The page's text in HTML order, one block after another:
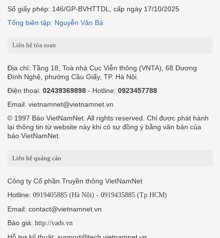
Số giấy phép: 146/GP-BVHTTDL, cấp ngày 17/10/2025
Tổng biên tập: Nguyễn Văn Bá
Liên hệ tòa soạn
Địa chỉ: Tầng 18, Toà nhà Cục Viễn thông (VNTA), 68 Dương
Đình Nghệ, phường Cầu Giấy, TP. Hà Nội.
Điện thoại: 02439369898 - Hotline: 0923457788
Email: vietnamnet@vietnamnet.vn
© 1997 Báo VietNamNet. All rights reserved. Chỉ được phát hành
lại thông tin từ website này khi có sự đồng ý bằng văn bản của
báo VietNamNet.
Liên hệ quảng cáo
Công ty Cổ phần Truyền thông VietNamNet
Hotline: 0919405885 (Hà Nội) - 0919435885 (Tp.HCM)
Email: contact@vietnamnet.vn
Báo giá: http://vads.vn